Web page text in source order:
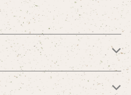
ジャープレジャー